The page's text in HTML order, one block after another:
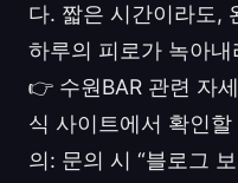
다. 짧은 시간이라도,
하루의 피로가 녹아
👉 수원BAR 관련 자
식 사이트에서 확인
의: 문의 시 “블로그